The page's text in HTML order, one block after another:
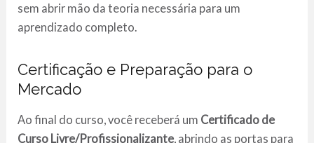
sem abrir mão da teoria necessária para um
aprendizado completo.
Certificação e Preparação para o
Mercado
Ao final do curso, você receberá um Certificado de
Curso Livre/Profissionalizante, abrindo as portas para